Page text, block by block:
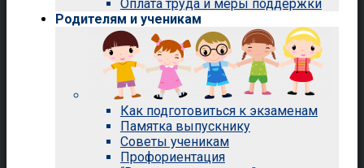
Оплата труда и меры поддержки
Родителям и ученикам
Как подготовиться к экзаменам
Памятка выпускнику
Советы ученикам
Профориентация